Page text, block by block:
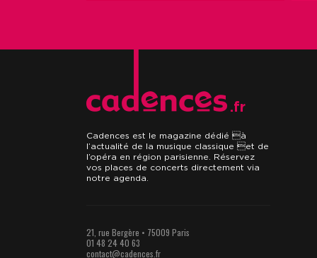
.fr
Cadences est le magazine dédié à
l’actualité de la musique classique et de
l’opéra en région parisienne. Réservez
vos places de concerts directement via
notre agenda.
21, rue Bergère • 75009 Paris
01 48 24 40 63
contact@cadences.fr